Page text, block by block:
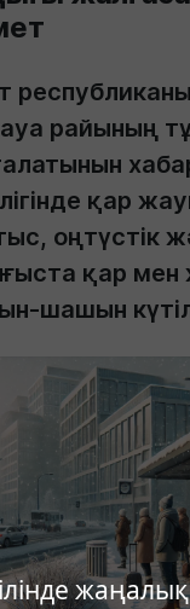
ауа райының
қар
оңтүстік
қар
шашын